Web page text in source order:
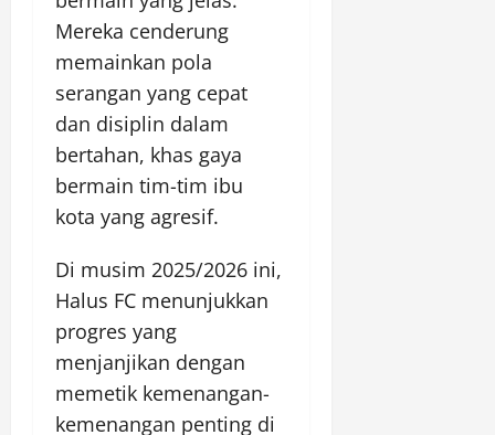
Mereka cenderung
memainkan pola
serangan yang cepat
dan disiplin dalam
bertahan, khas gaya
bermain tim-tim ibu
kota yang agresif.
Di musim 2025/2026 ini,
Halus FC menunjukkan
progres yang
menjanjikan dengan
memetik kemenangan-
kemenangan penting di